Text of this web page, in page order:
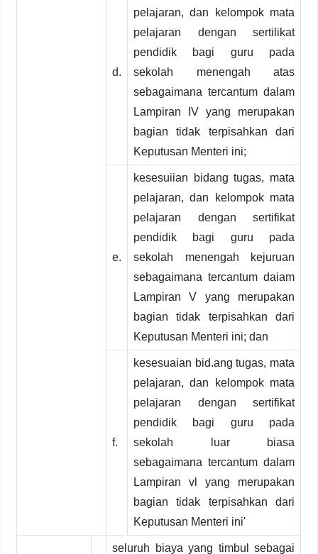
d.
pelajaran, dan kelompok mata
pelajaran dengan sertilikat
pendidik bagi guru pada
sekolah menengah atas
sebagaimana tercantum dalam
Lampiran IV yang merupakan
bagian tidak terpisahkan dari
Keputusan Menteri ini;
e.
kesesuiian bidang tugas, mata
pelajaran, dan kelompok mata
pelajaran dengan sertifikat
pendidik bagi guru pada
sekolah menengah kejuruan
sebagaimana tercantum daiam
Lampiran V yang merupakan
bagian tidak terpisahkan dari
Keputusan Menteri ini; dan
f.
kesesuaian bid.ang tugas, mata
pelajaran, dan kelompok mata
pelajaran dengan sertifikat
pendidik bagi guru pada
sekolah luar biasa
sebagaimana tercantum dalam
Lampiran vl yang merupakan
bagian tidak terpisahkan dari
Keputusan Menteri ini'
seluruh biaya yang timbul sebagai